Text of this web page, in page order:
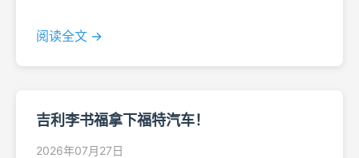
阅读全文 →
吉利李书福拿下福特汽车！
2026年07月27日